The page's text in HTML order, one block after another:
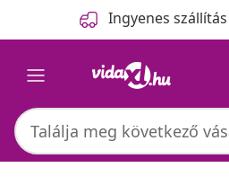
Ingyenes